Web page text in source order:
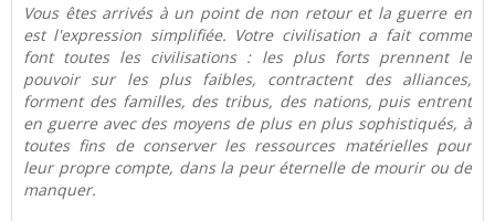
Vous êtes arrivés à un point de non retour et la guerre en
est l'expression simplifiée. Votre civilisation a fait comme
font toutes les civilisations : les plus forts prennent le
pouvoir sur les plus faibles, contractent des alliances,
forment des familles, des tribus, des nations, puis entrent
en guerre avec des moyens de plus en plus sophistiqués, à
toutes fins de conserver les ressources matérielles pour
leur propre compte, dans la peur éternelle de mourir ou de
manquer.